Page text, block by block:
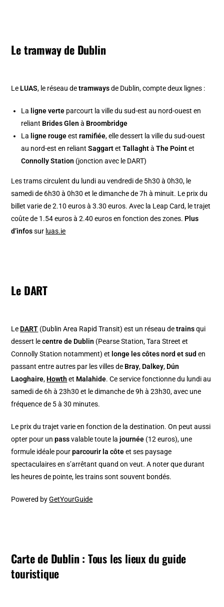
Le tramway de Dublin
Le LUAS, le réseau detramwaysde Dublin, compte deux lignes :
La ligne verte parcourt la ville du sud-est au nord-ouest en
reliant Brides Glen à Broombridge
La ligne rougeestramifiée, elle dessert la ville du sud-ouest
au nord-est en reliantSaggartetTallaghtàThe Pointet
Connolly Station (jonction avec le DART)
Les trams circulent du lundi au vendredi de 5h30 à 0h30, le
samedi de 6h30 à 0h30 et le dimanche de 7h à minuit. Le prix du
billet varie de 2.10 euros à 3.30 euros. Avec la Leap Card, le trajet
coûte de 1.54 euros à 2.40 euros en fonction des zones. Plus
d’infossur luas.ie
Le DART
Le DART (Dublin Area Rapid Transit) est un réseau detrainsqui
dessert lecentre de Dublin (Pearse Station, Tara Street et
Connolly Station notamment) et longe les côtes nord et sud en
passant entre autres par les villes de Bray, Dalkey, Dún
Laoghaire, Howth et Malahide. Ce service fonctionne du lundi au
samedi de 6h à 23h30 et le dimanche de 9h à 23h30, avec une
fréquence de 5 à 30 minutes.
Le prix du trajet varie en fonction de la destination. On peut aussi
opter pour unpassvalable toute lajournée (12 euros), une
formule idéale pourparcourir la côteet ses paysage
spectaculaires en s’arrêtant quand on veut. A noter que durant
les heures de pointe, les trains sont souvent bondés.
Powered byGetYourGuide
Carte de Dublin : Tous les lieux du guide
touristique